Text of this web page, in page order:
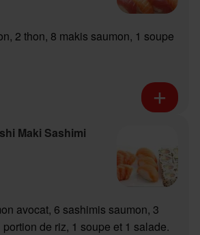
2 thon, 8 makis saumon, 1 soupe
Maki Sashimi
avocat, 6 sashimis saumon, 3
de riz, 1 soupe et 1 salade.